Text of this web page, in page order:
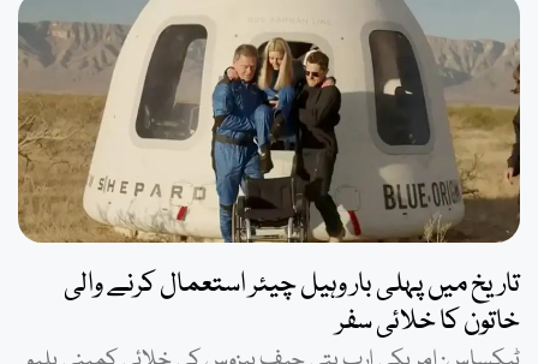
تاریخ میں پہلی بار وہیل چیئر استعمال کرنے والی
خاتون کا خلائی سفر